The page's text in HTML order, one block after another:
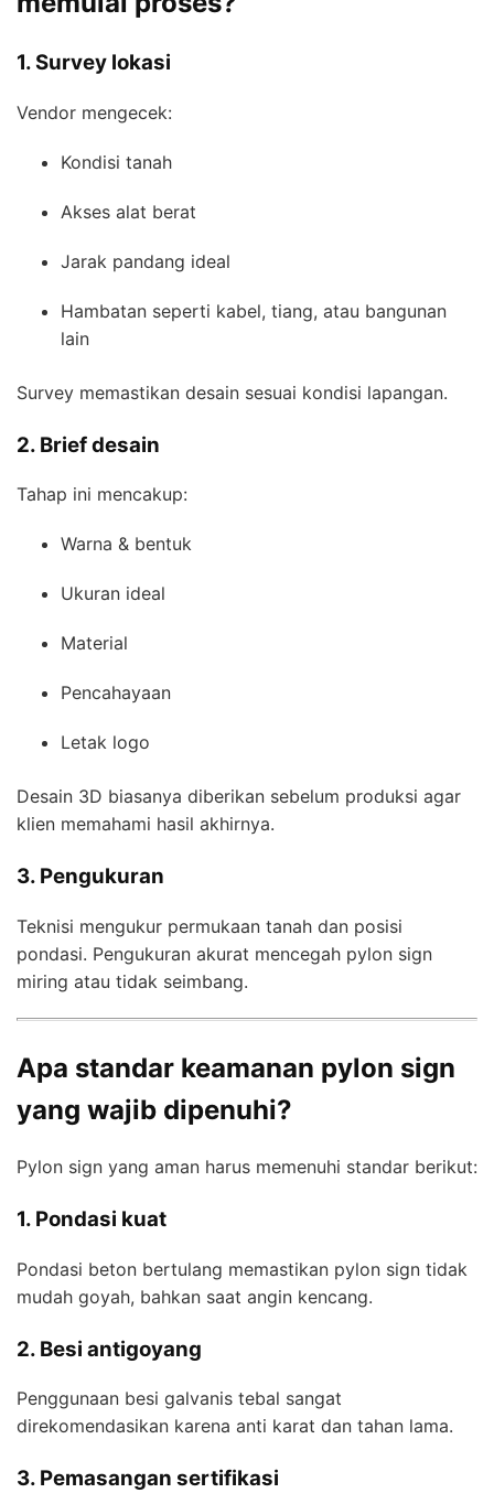
1. Survey lokasi
Vendor mengecek:
Kondisi tanah
Akses alat berat
Jarak pandang ideal
Hambatan seperti kabel, tiang, atau bangunan
lain
Survey memastikan desain sesuai kondisi lapangan.
2. Brief desain
Tahap ini mencakup:
Warna & bentuk
Ukuran ideal
Material
Pencahayaan
Letak logo
Desain 3D biasanya diberikan sebelum produksi agar
klien memahami hasil akhirnya.
3. Pengukuran
Teknisi mengukur permukaan tanah dan posisi
pondasi. Pengukuran akurat mencegah pylon sign
miring atau tidak seimbang.
Apa standar keamanan pylon sign
yang wajib dipenuhi?
Pylon sign yang aman harus memenuhi standar berikut:
1. Pondasi kuat
Pondasi beton bertulang memastikan pylon sign tidak
mudah goyah, bahkan saat angin kencang.
2. Besi antigoyang
Penggunaan besi galvanis tebal sangat
direkomendasikan karena anti karat dan tahan lama.
3. Pemasangan sertifikasi